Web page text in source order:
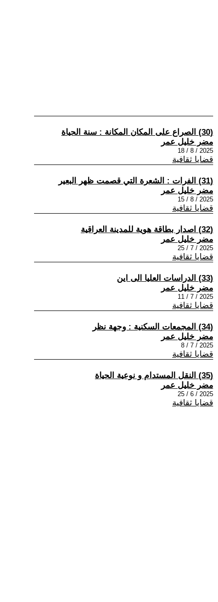
(30) الصراع على المكان المكانة : سنة الحياة
مضر خليل عمر
2025 / 8 / 18
قضايا ثقافية
(31) الفرات : الشعرة التي قصمت ظهر البعير
مضر خليل عمر
2025 / 8 / 15
قضايا ثقافية
(32) اصدار بطاقة هوية للمدينة العراقية
مضر خليل عمر
2025 / 7 / 25
قضايا ثقافية
(33) الدراسات العليا الى اين
مضر خليل عمر
2025 / 7 / 11
قضايا ثقافية
(34) المجمعات السكنية : وجهة نظر
مضر خليل عمر
2025 / 7 / 8
قضايا ثقافية
(35) النقل المستدام و نوعية الحياة
مضر خليل عمر
2025 / 6 / 25
قضايا ثقافية